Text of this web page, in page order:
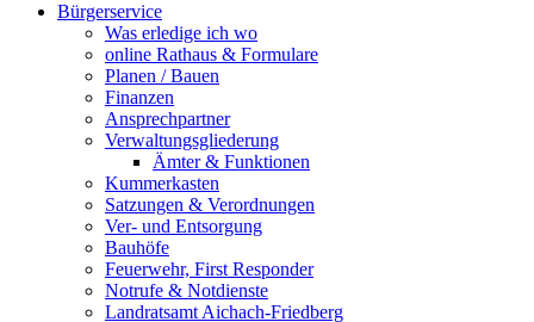
Bürgerservice
Was erledige ich wo
online Rathaus & Formulare
Planen / Bauen
Finanzen
Ansprechpartner
Verwaltungsgliederung
Ämter & Funktionen
Kummerkasten
Satzungen & Verordnungen
Ver- und Entsorgung
Bauhöfe
Feuerwehr, First Responder
Notrufe & Notdienste
Landratsamt Aichach-Friedberg